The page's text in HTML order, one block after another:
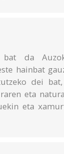
da
hainbat
dei
eta
eta